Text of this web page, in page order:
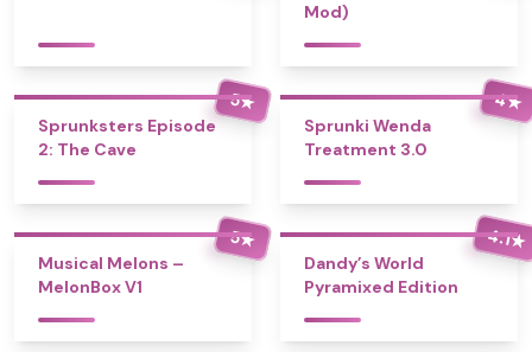
Mod)
5★
Sprunksters Episode
2: The Cave
4★
Sprunki Wenda
Treatment 3.0
5★
Musical Melons –
MelonBox V1
4.1★
Dandy’s World
Pyramixed Edition